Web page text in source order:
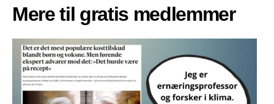
Mere til gratis medlemmer